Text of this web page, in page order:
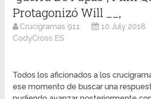
Protagonizó Will __,
Crucigramas 911
10 July 2018
CodyCross ES
Todos los aficionados a los
ese momento de buscar una